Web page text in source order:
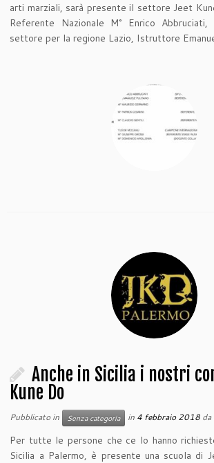
arti marziali, sarà presente il settore Jeet
Referente Nazionale M° Enrico
settore per la regione Lazio, Istruttore
Anche in Sicilia i nostri
Kune Do
Pubblicato in Senza categoria in 4 febbraio 2018 da
Per tutte le persone che ce lo hanno
Sicilia a Palermo, è presente una scuola di